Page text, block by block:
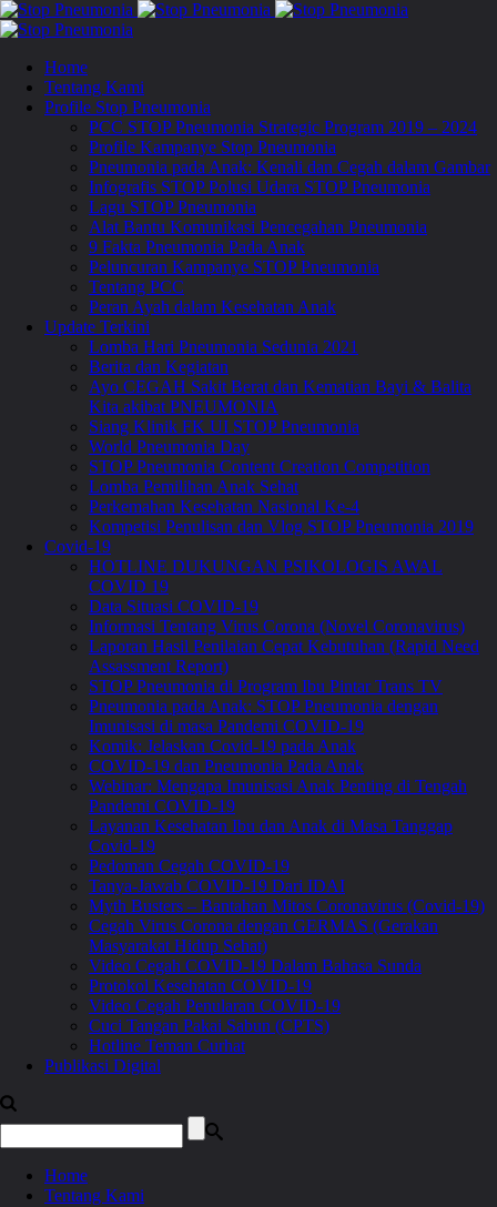
Home
Tentang Kami
Profile Stop Pneumonia
PCC STOP Pneumonia Strategic Program 2019 – 2024
Profile Kampanye Stop Pneumonia
Pneumonia pada Anak: Kenali dan Cegah dalam Gambar
Infografis STOP Polusi Udara STOP Pneumonia
Lagu STOP Pneumonia
Alat Bantu Komunikasi Pencegahan Pneumonia
9 Fakta Pneumonia Pada Anak
Peluncuran Kampanye STOP Pneumonia
Tentang PCC
Peran Ayah dalam Kesehatan Anak
Update Terkini
Lomba Hari Pneumonia Sedunia 2021
Berita dan Kegiatan
Ayo CEGAH Sakit Berat dan Kematian Bayi & Balita
Kita akibat PNEUMONIA
Siang Klinik FK UI STOP Pneumonia
World Pneumonia Day
STOP Pneumonia Content Creation Competition
Lomba Pemilihan Anak Sehat
Perkemahan Kesehatan Nasional Ke-4
Kompetisi Penulisan dan Vlog STOP Pneumonia 2019
Covid-19
HOTLINE DUKUNGAN PSIKOLOGIS AWAL
COVID 19
Data Situasi COVID-19
Informasi Tentang Virus Corona (Novel Coronavirus)
Laporan Hasil Penilaian Cepat Kebutuhan (Rapid Need
Assassment Report)
STOP Pneumonia di Program Ibu Pintar Trans TV
Pneumonia pada Anak: STOP Pneumonia dengan
Imunisasi di masa Pandemi COVID-19
Komik: Jelaskan Covid-19 pada Anak
COVID-19 dan Pneumonia Pada Anak
Webinar: Mengapa Imunisasi Anak Penting di Tengah
Pandemi COVID-19
Layanan Kesehatan Ibu dan Anak di Masa Tanggap
Covid-19
Pedoman Cegah COVID-19
Tanya-Jawab COVID-19 Dari IDAI
Myth Busters – Bantahan Mitos Coronavirus (Covid-19)
Cegah Virus Corona dengan GERMAS (Gerakan
Masyarakat Hidup Sehat)
Video Cegah COVID-19 Dalam Bahasa Sunda
Protokol Kesehatan COVID-19
Video Cegah Penularan COVID-19
Cuci Tangan Pakai Sabun (CPTS)
Hotline Teman Curhat
Publikasi Digital
Home
Tentang Kami